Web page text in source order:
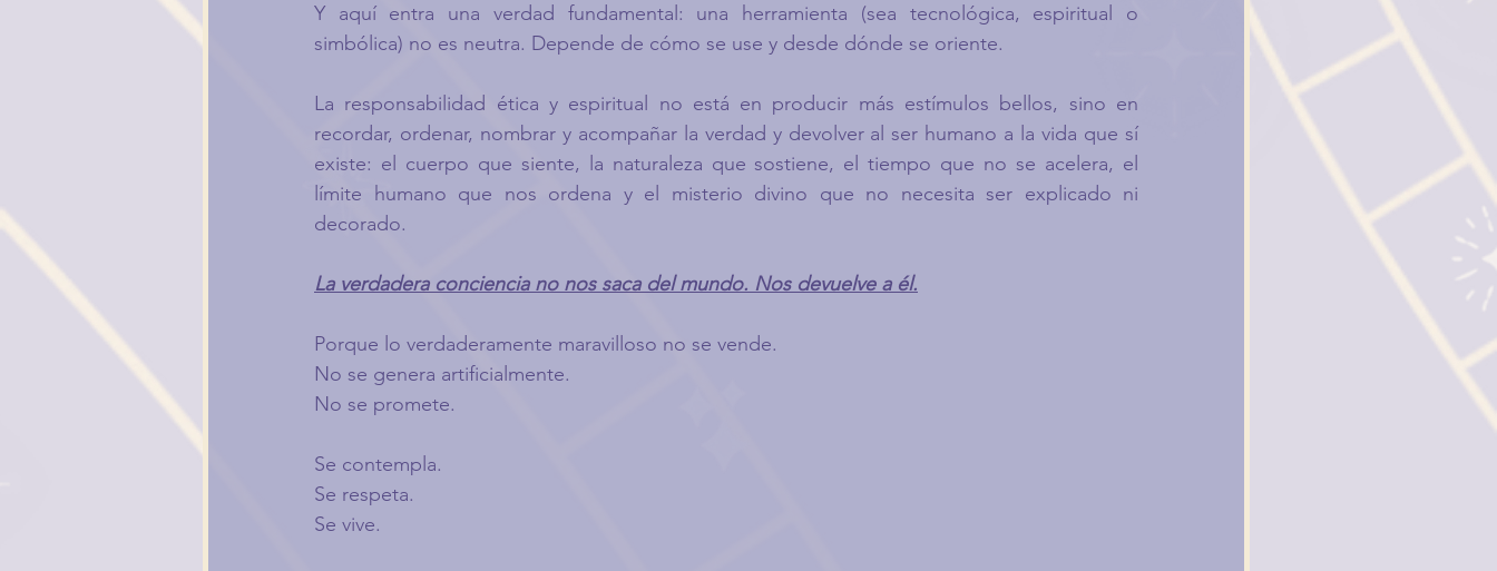
Y aquí entra una verdad fundamental: una herramienta (sea tecnológica, espiritual o
simbólica) no es neutra. Depende de cómo se use y desde dónde se oriente.
La responsabilidad ética y espiritual no está en producir más estímulos bellos, sino en
recordar, ordenar, nombrar y acompañar la verdad y devolver al ser humano a la vida que sí
existe: el cuerpo que siente, la naturaleza que sostiene, el tiempo que no se acelera, el
límite humano que nos ordena y el misterio divino que no necesita ser explicado ni
decorado.
La verdadera conciencia no nos saca del mundo. Nos devuelve a él.
Porque lo verdaderamente maravilloso no se vende.
No se genera artificialmente.
No se promete.
Se contempla.
Se respeta.
Se vive.